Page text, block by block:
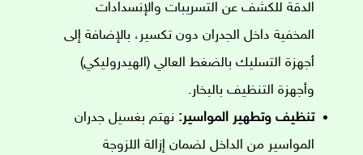
الدقة للكشف عن التسريبات والإنسدادات
المخفية داخل الجدران دون تكسير، بالإضافة إلى
أجهزة التسليك بالضغط العالي (الهيدروليكي)
وأجهزة التنظيف بالبخار.
تنظيف وتطهير المواسير: نهتم بغسيل جدران
المواسير من الداخل لضمان إزالة اللزوجة